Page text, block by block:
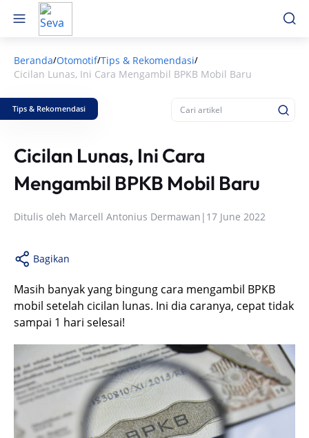
Beranda/Otomotif/Tips & Rekomendasi/
Cicilan Lunas, Ini Cara Mengambil BPKB Mobil Baru
Tips & Rekomendasi
Cicilan Lunas, Ini Cara
Mengambil BPKB Mobil Baru
Ditulis oleh Marcell Antonius Dermawan | 17 June 2022
Bagikan
Masih banyak yang bingung cara mengambil BPKB
mobil setelah cicilan lunas. Ini dia caranya, cepat tidak
sampai 1 hari selesai!